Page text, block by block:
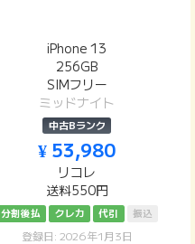
iPhone 13
256GB
SIMフリー
ミッドナイト
中古Bランク
¥ 53,980
リコレ
送料550円
分割後払 クレカ 代引 振込
登録日: 2026年1月3日